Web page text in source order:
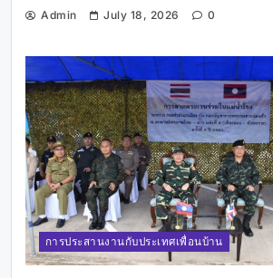
Admin July 18, 2026 0
การประสานงานกับประเทศเพื่อนบ้าน